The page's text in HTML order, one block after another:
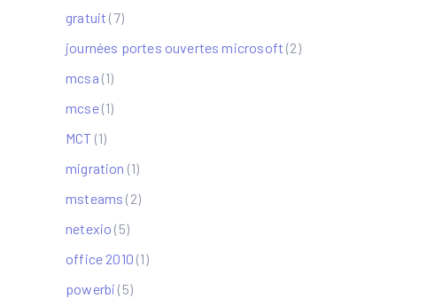
gratuit (7)
journées portes ouvertes microsoft (2)
mcsa (1)
mcse(1)
MCT (1)
migration (1)
msteams (2)
netexio (5)
office 2010 (1)
powerbi (5)